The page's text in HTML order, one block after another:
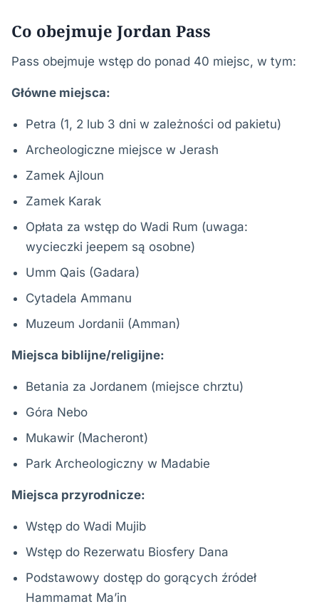
Co obejmuje Jordan Pass
Pass obejmuje wstęp do ponad 40 miejsc, w tym:
Główne miejsca:
Petra (1, 2 lub 3 dni w zależności od pakietu)
Archeologiczne miejsce w Jerash
Zamek Ajloun
Zamek Karak
Opłata za wstęp do Wadi Rum (uwaga:
wycieczki jeepem są osobne)
Umm Qais (Gadara)
Cytadela Ammanu
Muzeum Jordanii (Amman)
Miejsca biblijne/religijne:
Betania za Jordanem (miejsce chrztu)
Góra Nebo
Mukawir (Macheront)
Park Archeologiczny w Madabie
Miejsca przyrodnicze:
Wstęp do Wadi Mujib
Wstęp do Rezerwatu Biosfery Dana
Podstawowy dostęp do gorących źródeł
Hammamat Ma’in